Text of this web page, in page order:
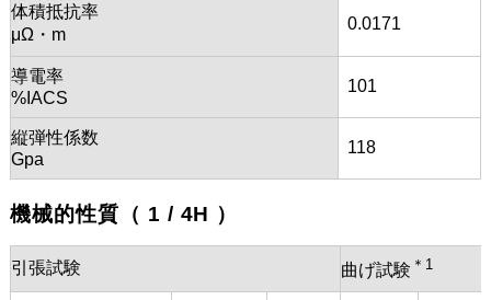
体積抵抗率
μΩ・m
0.0171
導電率
%IACS
101
縦弾性係数
Gpa
118
機械的性質（ 1 / 4H ）
引張試験 曲げ試験 ＊1